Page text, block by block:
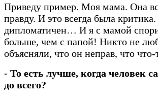
Приведу пример. Моя мама. Она
правду. И это всегда была
дипломатичен… И я с мамой
больше, чем с папой! Никто не
объясняли, что он неправ, что что-
- То есть лучше, когда человек
до всего?